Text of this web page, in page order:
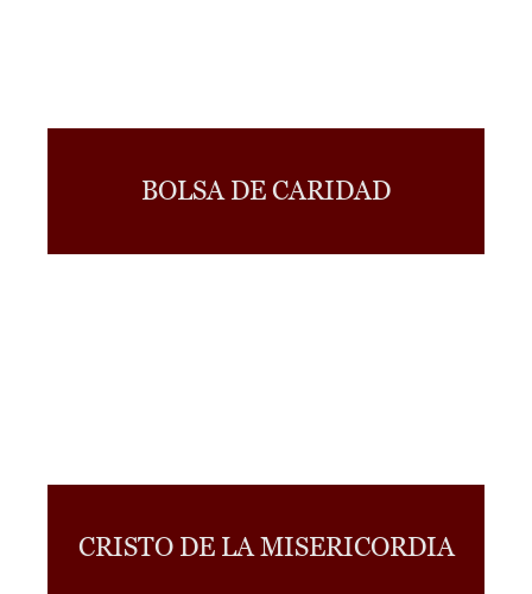
BOLSA DE CARIDAD
CRISTO DE LA MISERICORDIA